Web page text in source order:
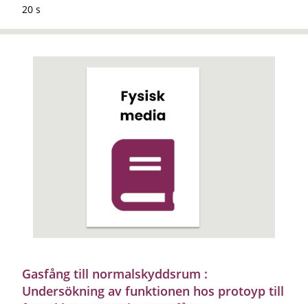
20 s
Gasfång till normalskyddsrum :
Undersökning av funktionen hos protoyp till